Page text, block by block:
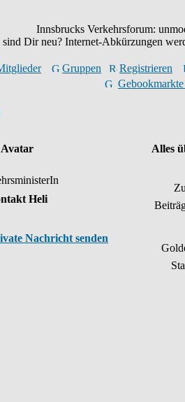
Innsbrucks Verkehrsforum:
sind Dir neu? Internet-Abkürzungen
Gruppen
Registrieren
Avatar
Alles
Heli